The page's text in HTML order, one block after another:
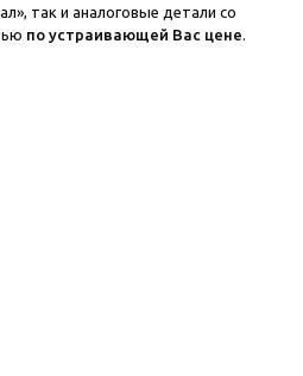
так и аналоговые детали со
по устраивающей Вас цене